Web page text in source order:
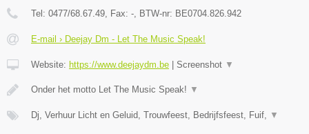
Tel: 0477/68.67.49 , Fax: - , BTW-nr: BE0704.826.942
E-mail › Deejay Dm - Let The Music Speak!
Website: https://www.deejaydm.be | Screenshot ▼
Onder het motto Let The Music Speak! ▼
Dj, Verhuur Licht en Geluid, Trouwfeest, Bedrijfsfeest, Fuif, ▼